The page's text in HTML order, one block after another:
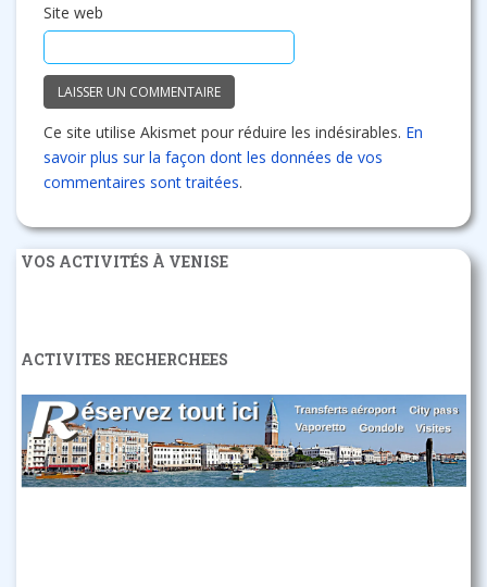
Site web
Ce site utilise Akismet pour réduire les indésirables. En
savoir plus sur la façon dont les données de vos
commentaires sont traitées.
VOS ACTIVITÉS À VENISE
ACTIVITES RECHERCHEES